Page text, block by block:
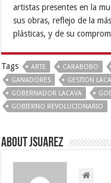
artistas presentes en la
sus obras, reflejo de la
plásticas, y de su
Tags ARTE CARABOBO
GANADORES
GESTION
GOBERNADOR LACAVA
GOBIERNO REVOLUCIONARIO
About Jsuarez